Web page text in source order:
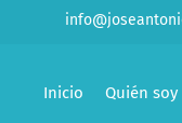
Inicio Quién soy